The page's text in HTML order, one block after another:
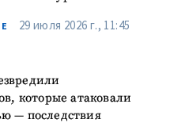
29 июля 2026 г., 11:45
которые атаковали
— последствия